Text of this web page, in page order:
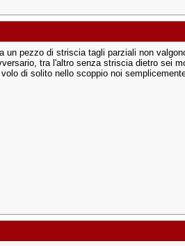
pezzo di striscia tagli parziali non
tra l'altro senza striscia dietro sei
di solito nello scoppio noi